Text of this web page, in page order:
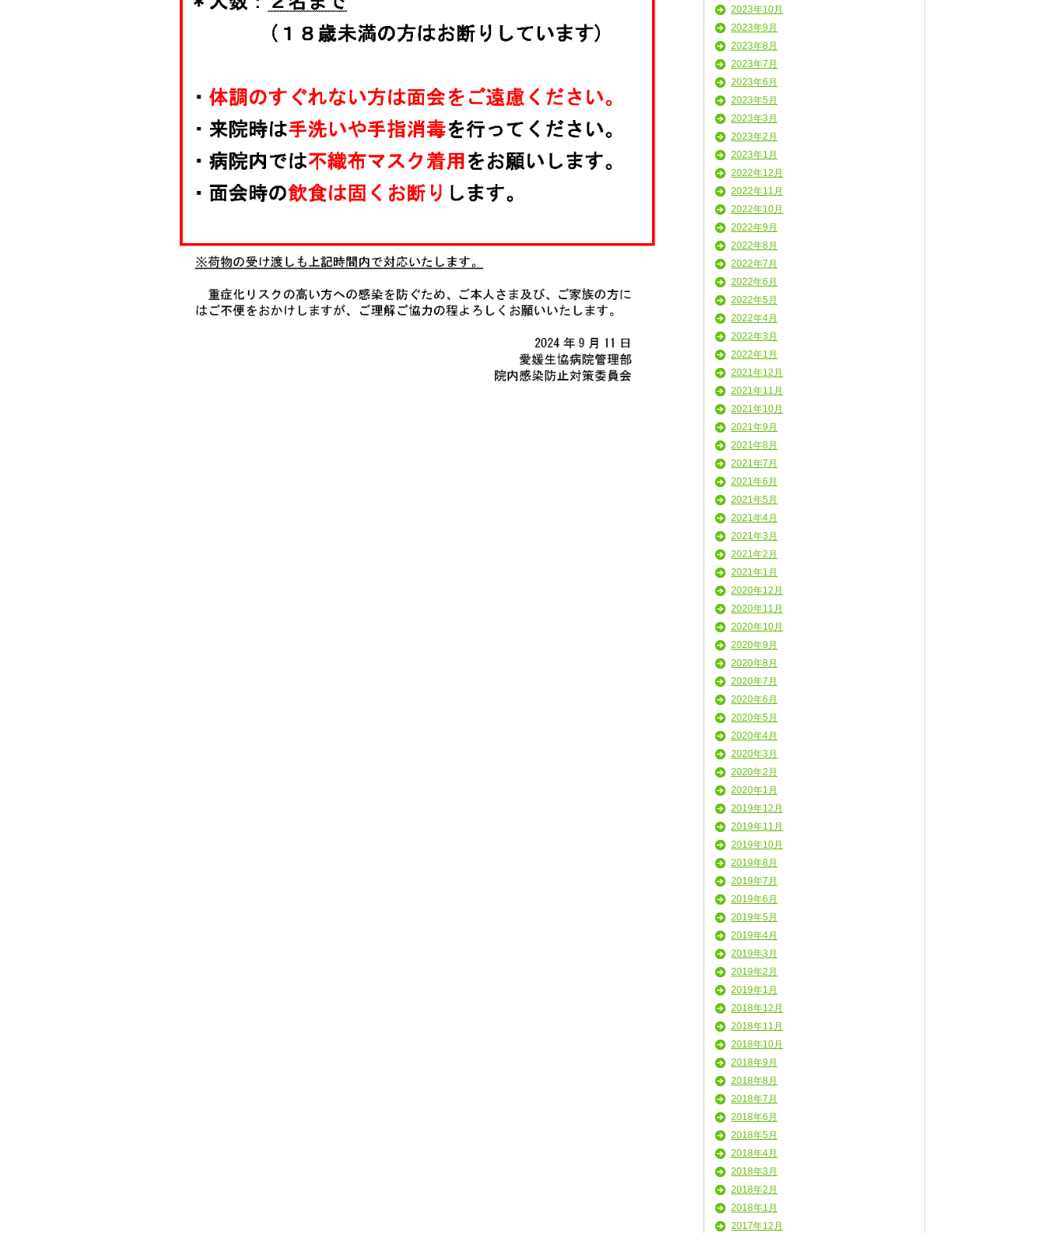
2023年10月
2023年9月
2023年8月
2023年7月
2023年6月
2023年5月
2023年3月
2023年2月
2023年1月
2022年12月
2022年11月
2022年10月
2022年9月
2022年8月
2022年7月
2022年6月
2022年5月
2022年4月
2022年3月
2022年1月
2021年12月
2021年11月
2021年10月
2021年9月
2021年8月
2021年7月
2021年6月
2021年5月
2021年4月
2021年3月
2021年2月
2021年1月
2020年12月
2020年11月
2020年10月
2020年9月
2020年8月
2020年7月
2020年6月
2020年5月
2020年4月
2020年3月
2020年2月
2020年1月
2019年12月
2019年11月
2019年10月
2019年8月
2019年7月
2019年6月
2019年5月
2019年4月
2019年3月
2019年2月
2019年1月
2018年12月
2018年11月
2018年10月
2018年9月
2018年8月
2018年7月
2018年6月
2018年5月
2018年4月
2018年3月
2018年2月
2018年1月
2017年12月